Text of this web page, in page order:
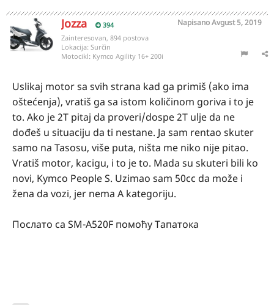
Jozza 394 NapisanoAvgust 5, 2019
Zainteresovan, 894 postova
Lokacija: Surčin
Motocikl: Kymco Agility 16+ 200i
Uslikaj motor sa svih strana kad ga primiš (ako ima
oštećenja), vratiš ga sa istom količinom goriva i to je
to. Ako je 2T pitaj da proveri/dospe 2T ulje da ne
dođeš u situaciju da ti nestane. Ja sam rentao skuter
samo na Tasosu, više puta, ništa me niko nije pitao.
Vratiš motor, kacigu, i to je to. Mada su skuteri bili ko
novi, Kymco People S. Uzimao sam 50cc da može i
žena da vozi, jer nema A kategoriju.
Послато са SM-A520F помоћу Тапатока